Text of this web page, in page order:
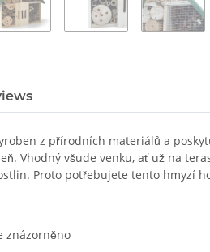
z přírodních materiálů a
Vhodný všude venku, ať už na
Proto potřebujete tento hmyzí
znázorněno